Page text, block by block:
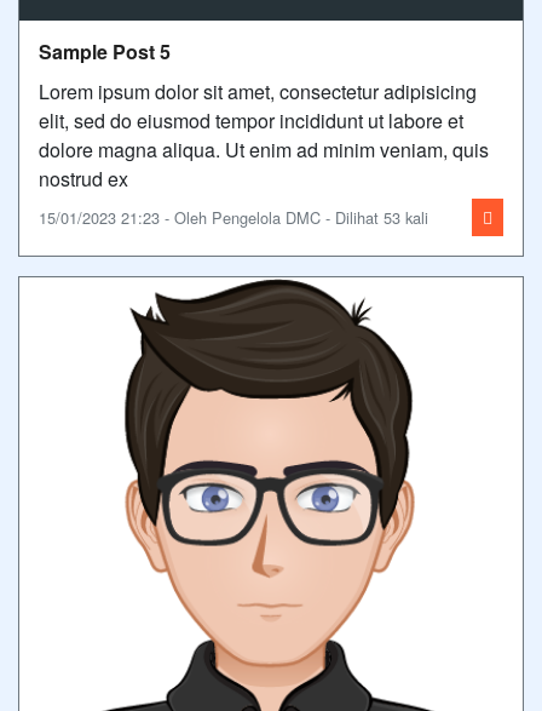
Sample Post 5
Lorem ipsum dolor sit amet, consectetur adipisicing
elit, sed do eiusmod tempor incididunt ut labore et
dolore magna aliqua. Ut enim ad minim veniam, quis
nostrud ex
15/01/2023 21:23 - Oleh Pengelola DMC - Dilihat 53 kali